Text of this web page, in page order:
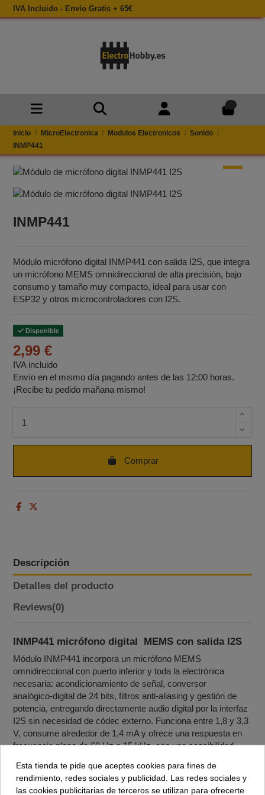
IVA Incluido - Envío Gratis + 65€
Inicio MicroElectronica Modulos Electronicos
Sonido
INMP441
INMP441
Módulo micrófono digital INMP441 con salida I2S, que integra
un micrófono MEMS omnidireccional de alta precisión, bajo
consumo y tamaño muy compacto, ideal para usar con
ESP32 y otros microcontroladores con I2S.
Disponible
2,99 €
IVA incluido
Envío en el mismo día pagando antes de las 12:00 horas.
¡Recibe tu pedido mañana mismo!
Comprar
Descripción
Detalles del producto
Reviews(0)
INMP441 micrófono digital MEMS con salida I2S
Módulo INMP441 incorpora un micrófono MEMS
omnidireccional con puerto inferior y toda la electrónica
necesaria: acondicionamiento de señal, conversor
analógico‑digital de 24 bits, filtros anti‑aliasing y gestión de
potencia, entregando directamente audio digital por la interfaz
I2S sin necesidad de códec externo. Funciona entre 1,8 y 3,3
V, consume alrededor de 1,4 mA y ofrece una respuesta en
frecuencia plana de 60 Hz a 15 kHz, con una sensibilidad
lo que es adecuado para captura de voz y sonido ambiental
de calidad en campo cercano.
Esta tienda te pide que aceptes cookies para fines de
rendimiento, redes sociales y publicidad. Las redes sociales y
las cookies publicitarias de terceros se utilizan para ofrecerte